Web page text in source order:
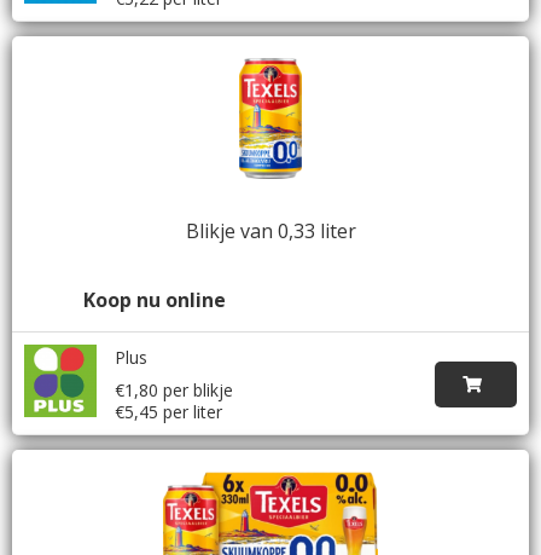
Blikje van 0,33 liter
Koop nu online
Plus
€1,80 per blikje
€5,45 per liter